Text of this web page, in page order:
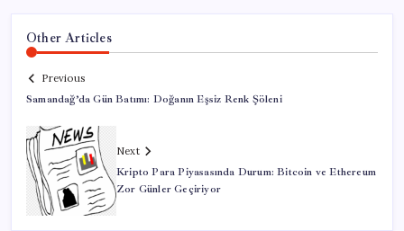
Other Articles
Previous
Samandağ’da Gün Batımı: Doğanın Eşsiz Renk Şöleni
Next
Kripto Para Piyasasında Durum: Bitcoin ve Ethereum
Zor Günler Geçiriyor